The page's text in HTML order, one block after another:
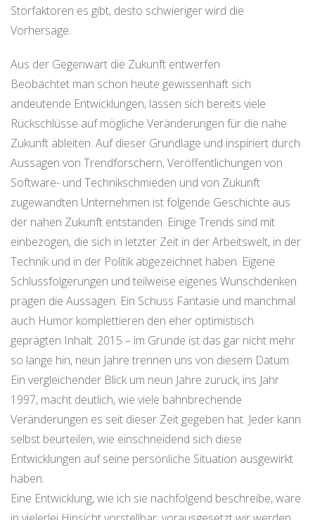
Störfaktoren es gibt, desto schwieriger wird die
Vorhersage.
Aus der Gegenwart die Zukunft entwerfen
Beobachtet man schon heute gewissenhaft sich
andeutende Entwicklungen, lassen sich bereits viele
Rückschlüsse auf mögliche Veränderungen für die nahe
Zukunft ableiten. Auf dieser Grundlage und inspiriert durch
Aussagen von Trendforschern, Veröffentlichungen von
Software- und Technikschmieden und von Zukunft
zugewandten Unternehmen ist folgende Geschichte aus
der nahen Zukunft entstanden. Einige Trends sind mit
einbezogen, die sich in letzter Zeit in der Arbeitswelt, in der
Technik und in der Politik abgezeichnet haben. Eigene
Schlussfolgerungen und teilweise eigenes Wunschdenken
prägen die Aussagen. Ein Schuss Fantasie und manchmal
auch Humor komplettieren den eher optimistisch
geprägten Inhalt. 2015 – im Grunde ist das gar nicht mehr
so lange hin, neun Jahre trennen uns von diesem Datum.
Ein vergleichender Blick um neun Jahre zurück, ins Jahr
1997, macht deutlich, wie viele bahnbrechende
Veränderungen es seit dieser Zeit gegeben hat. Jeder kann
selbst beurteilen, wie einschneidend sich diese
Entwicklungen auf seine persönliche Situation ausgewirkt
haben.
Eine Entwicklung, wie ich sie nachfolgend beschreibe, wäre